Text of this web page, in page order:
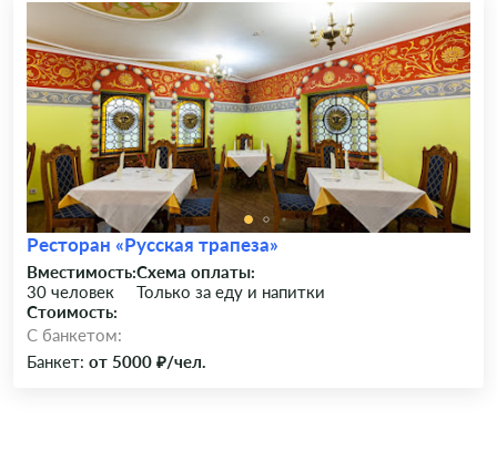
Ресторан «Русская трапеза»
Вместимость:
30 человек
Схема оплаты:
Только за еду и напитки
Стоимость:
C банкетом:
Банкет: от 5000 ₽/чел.